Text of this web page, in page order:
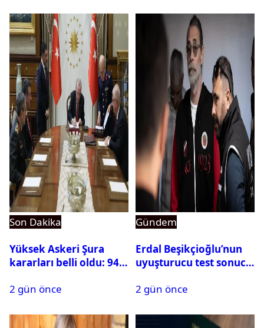
ortaya çıktı
Son Dakika
Yüksek Askeri Şura
kararları belli oldu: 94
2 gün önce
Gündem
Erdal Beşikçioğlu’nun
uyuşturucu test sonucu
2 gün önce